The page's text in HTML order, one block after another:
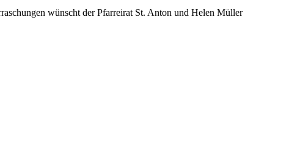
wünscht der Pfarreirat St. Anton und Helen Müller